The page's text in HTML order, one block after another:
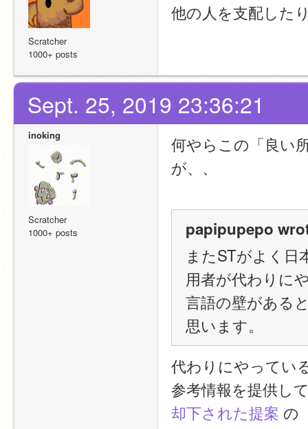
Scratcher
1000+ posts
他の人を支配した
Sept. 25, 2019 23:36:21
inoking
Scratcher
1000+ posts
何やらこの「良い
が、、
papipupepo
またSTがよく日
用者が代わりに
言語の壁がある
思います。
代わりにやってい
参考情報を提供し
却下された提案 の